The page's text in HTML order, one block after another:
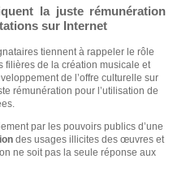
e
la juste rémunération
sur Internet
tiennent à rappeler le rôle
filières de la création musicale et
de l’offre culturelle sur
rémunération pour l’utilisation de
par les pouvoirs publics d’une
des usages illicites des œuvres et
ne soit pas la seule réponse aux